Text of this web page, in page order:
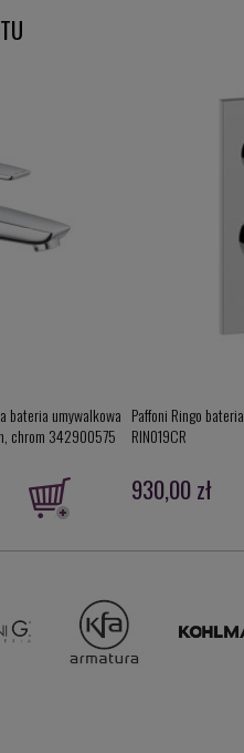
bateria umywalkowa
chrom 342900575
Paffoni Ringo
RIN019CR
930,00 zł